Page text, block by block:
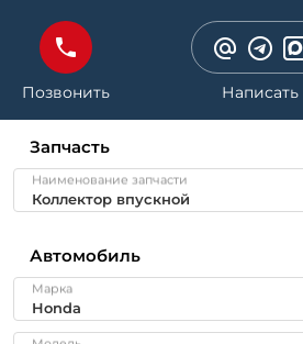
Позвонить Написать
Запчасть
Наименование запчасти
Автомобиль
Марка